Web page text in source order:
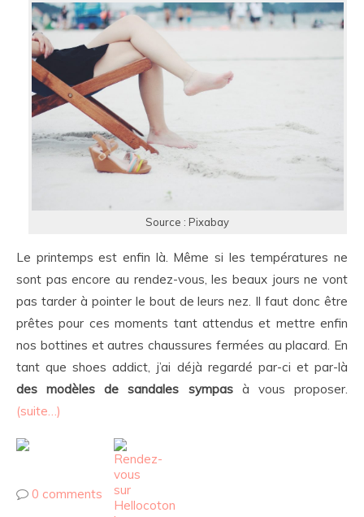
Source : Pixabay
Le printemps est enfin là. Même si les températures ne
sont pas encore au rendez-vous, les beaux jours ne vont
pas tarder à pointer le bout de leurs nez. Il faut donc être
prêtes pour ces moments tant attendus et mettre enfin
nos bottines et autres chaussures fermées au placard. En
tant que shoes addict, j’ai déjà regardé par-ci et par-là
des modèles de sandales sympasà vous proposer.
(suite…)
0 comments